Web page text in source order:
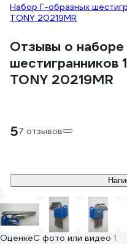
Набор Г-образных
TONY 20219MR
Отзывы о
шестигранников
TONY 20219MR
57 отзывов
ОценкеС фото или видео 1